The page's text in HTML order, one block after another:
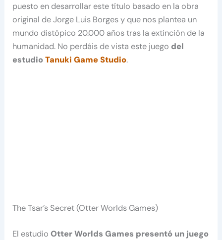
puesto en desarrollar este título basado en la obra
original de Jorge Luis Borges y que nos plantea un
mundo distópico 20.000 años tras la extinción de la
humanidad. No perdáis de vista este juego del
estudioTanuki Game Studio.
The Tsar’s Secret (Otter Worlds Games)
El estudioOtter Worlds Games presentó un juego